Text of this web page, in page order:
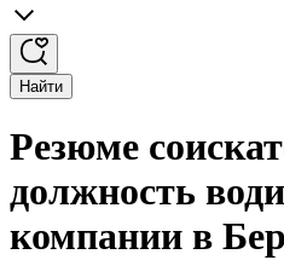
Найти
Резюме
должность
компании в